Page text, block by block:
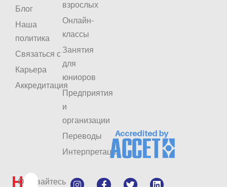
НеОставайтесь
Блог
Наша
политика
Связаться с
Карьера
Аккредитация
взрослых
Онлайн-
классы
Занятия
для
юниоров
Предприятия
и
организации
Переводы
Интерпретация